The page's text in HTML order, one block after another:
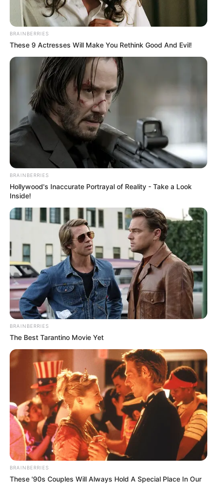
BRAINBERRIES
These 9 Actresses Will Make You Rethink Good And Evil!
BRAINBERRIES
Hollywood's Inaccurate Portrayal of Reality - Take a Look
Inside!
BRAINBERRIES
The Best Tarantino Movie Yet
BRAINBERRIES
These '90s Couples Will Always Hold A Special Place In Our